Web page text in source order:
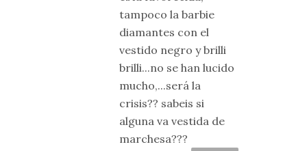
tampoco la barbie
diamantes con el
vestido negro y brilli
brilli...no se han lucido
mucho,...será la
crisis?? sabeis si
alguna va vestida de
marchesa???